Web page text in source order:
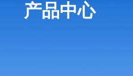
产品中心